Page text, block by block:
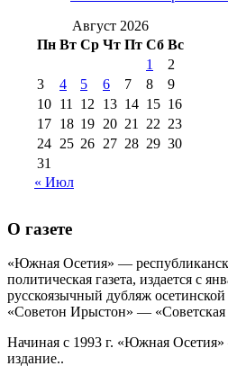
2017 г(9)
2016 г(12) №99 8 июля
августа 2012 г(11)
августа 2013 г
(12)
Август 2026
Пн Вт Ср Чт Пт Сб Вс
1
2
3
4 5 6 7 8
9
10 11 12 13 14 15 16
17 18 19 20 21 22 23
24 25 26 27 28 29 30
31
« Июл
О газете
«Южная Осетия» —
политическая газета, издается с
русскоязычный дубляж
«Советон Ирыстон» — «Советская
Начиная с 1993 г. «Южная Осетия»
издание..